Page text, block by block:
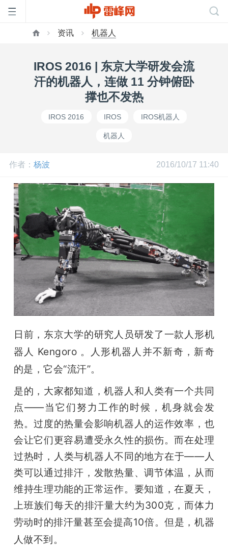
页
网
公
开
课
活
中
GAIR
专
题
爱
搞
资讯 机器人
IROS 2016 | 东京大学研发会流
汗的机器人，连做 11 分钟俯卧
撑也不发热
IROS 2016 IROS IROS机器人
机器人
作者： 杨波 2016/10/17 11:40
日前，东京大学的研究人员研发了一款人形机
器人 Kengoro 。人形机器人并不新奇，新奇
的是，它会“流汗”。
是的，大家都知道，机器人和人类有一个共同
点——当它们努力工作的时候，机身就会发
热。过度的热量会影响机器人的运作效率，也
会让它们更容易遭受永久性的损伤。而在处理
过热时，人类与机器人不同的地方在于——人
类可以通过排汗，发散热量、调节体温，从而
维持生理功能的正常运作。要知道，在夏天，
上班族们每天的排汗量大约为300克，而体力
劳动时的排汗量甚至会提高10倍。但是，机器
人做不到。